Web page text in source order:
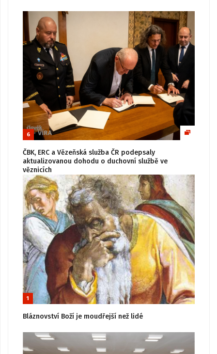
6
ČBK, ERC a Vězeňská služba ČR podepsaly
aktualizovanou dohodu o duchovní službě ve
věznicích
1
Bláznovství Boží je moudřejší než lidé